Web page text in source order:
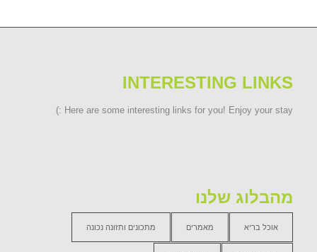
INTERESTING LINKS
Here are some interesting links for you! Enjoy your stay :)
מהבלוג שלנו
אוכל בריא מאמרים מתכונים ותזונה נכונה